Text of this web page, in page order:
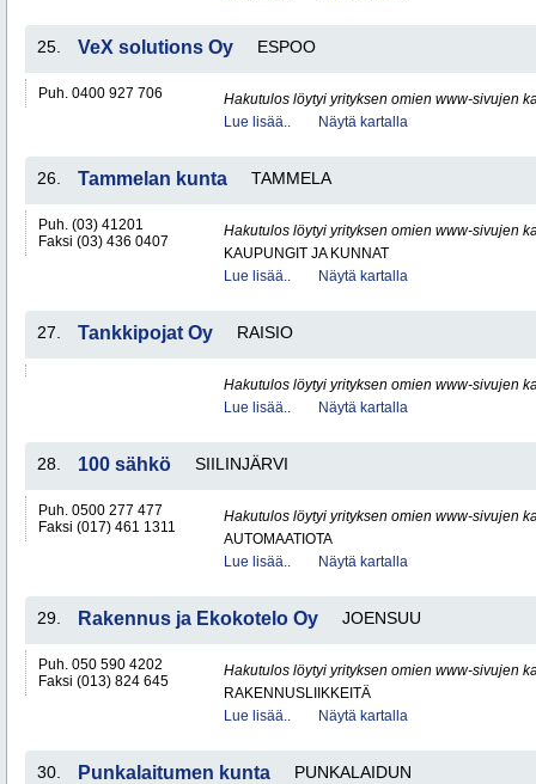
25. VeX solutions Oy ESPOO
Puh. 0400 927 706
Hakutulos löytyi yrityksen omien www-sivujen
Lue lisää..
Näytä kartalla
26. Tammelan kunta TAMMELA
Puh. (03) 41201
Faksi (03) 436 0407
Hakutulos löytyi yrityksen omien www-sivujen
KAUPUNGIT JA KUNNAT
Lue lisää..
Näytä kartalla
27. Tankkipojat Oy RAISIO
Hakutulos löytyi yrityksen omien www-sivujen
Lue lisää..
Näytä kartalla
28. 100 sähkö SIILINJÄRVI
Puh. 0500 277 477
Faksi (017) 461 1311
Hakutulos löytyi yrityksen omien www-sivujen
AUTOMAATIOTA
Lue lisää..
Näytä kartalla
29. Rakennus ja Ekokotelo Oy JOENSUU
Puh. 050 590 4202
Faksi (013) 824 645
Hakutulos löytyi yrityksen omien www-sivujen
RAKENNUSLIIKKEITÄ
Lue lisää..
Näytä kartalla
30. Punkalaitumen kunta PUNKALAIDUN